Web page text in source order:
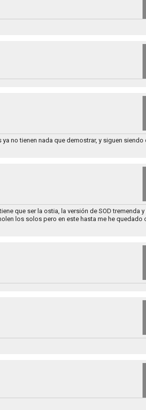
no tienen nada que demostrar, y siguen
que ser la ostia, la versión de SOD tremenda
los solos pero en este hasta me he quedado